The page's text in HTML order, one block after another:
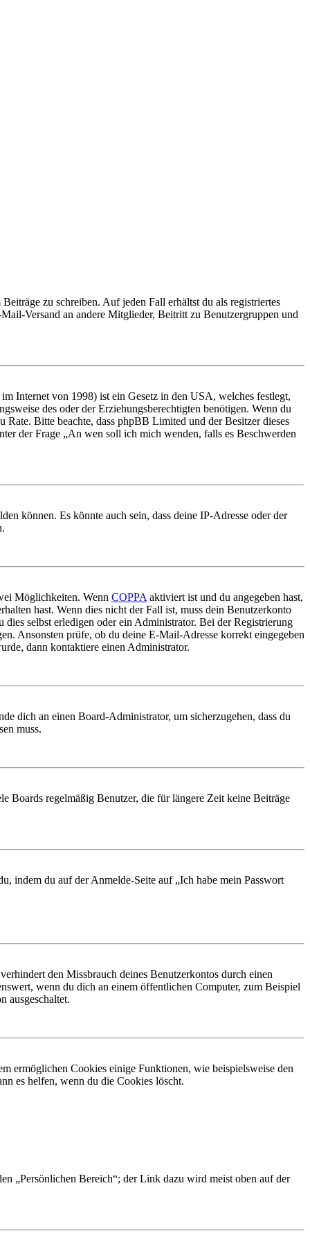
zu schreiben. Auf jeden Fall erhältst du als registriertes
Versand an andere Mitglieder, Beitritt zu Benutzergruppen und
Internet von 1998) ist ein Gesetz in den USA, welches festlegt,
des oder der Erziehungsberechtigten benötigen. Wenn du
Bitte beachte, dass phpBB Limited und der Besitzer dieses
der Frage „An wen soll ich mich wenden, falls es Beschwerden
können. Es könnte auch sein, dass deine IP-Adresse oder der
Möglichkeiten. Wenn COPPA aktiviert ist und du angegeben hast,
hast. Wenn dies nicht der Fall ist, muss dein Benutzerkonto
selbst erledigen oder ein Administrator. Bei der Registrierung
Ansonsten prüfe, ob du deine E-Mail-Adresse korrekt eingegeben
dann kontaktiere einen Administrator.
dich an einen Board-Administrator, um sicherzugehen, dass du
muss.
Boards regelmäßig Benutzer, die für längere Zeit keine Beiträge
indem du auf der Anmelde-Seite auf „Ich habe mein Passwort
den Missbrauch deines Benutzerkontos durch einen
wenn du dich an einem öffentlichen Computer, zum Beispiel
ausgeschaltet.
ermöglichen Cookies einige Funktionen, wie beispielsweise den
es helfen, wenn du die Cookies löscht.
„Persönlichen Bereich“; der Link dazu wird meist oben auf der